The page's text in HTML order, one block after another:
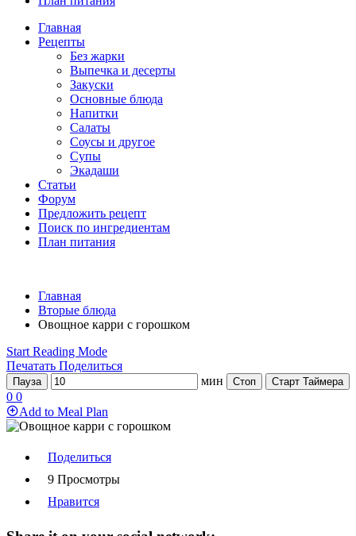
Главная
Рецепты
Без жарки
Выпечка и десерты
Закуски
Основные блюда
Напитки
Салаты
Соусы и другое
Супы
Экадаши
Статьи
Форум
Предложить рецепт
Поиск по ингредиентам
План питания
Главная
Вторые блюда
Овощное карри с горошком
Start Reading Mode
Печатать Поделиться
Пауза мин Стоп Старт Таймера
0 0
Add to Meal Plan
Поделиться
9 Просмотры
Нравится